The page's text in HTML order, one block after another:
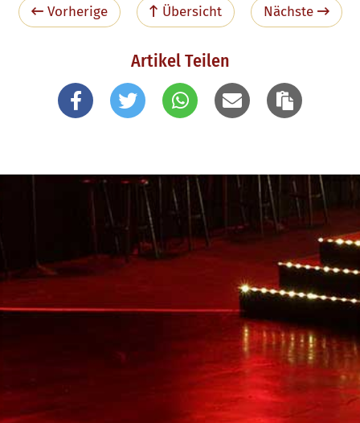
Vorherige Übersicht Nächste
Artikel Teilen